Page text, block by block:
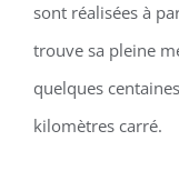
sont réalisées à
trouve sa pleine
quelques
kilomètres carré.